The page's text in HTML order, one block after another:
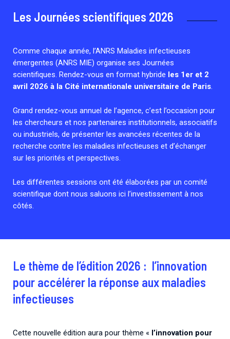
Cellules Émergence
Les Journées scientifiques 2026
Comme chaque année, l’ANRS Maladies infectieuses
émergentes (ANRS MIE) organise ses Journées
scientifiques. Rendez-vous en format hybride les 1er et 2
avril 2026 à la Cité internationale universitaire de Paris.
Grand rendez-vous annuel de l’agence, c’est l’occasion pour
les chercheurs et nos partenaires institutionnels, associatifs
ou industriels, de présenter les avancées récentes de la
recherche contre les maladies infectieuses et d’échanger
sur les priorités et perspectives.
Les différentes sessions ont été élaborées par un comité
scientifique dont nous saluons ici l’investissement à nos
côtés.
Le thème de l’édition 2026 : l’innovation
pour accélérer la réponse aux maladies
infectieuses
Cette nouvelle édition aura pour thème « l’innovation pour